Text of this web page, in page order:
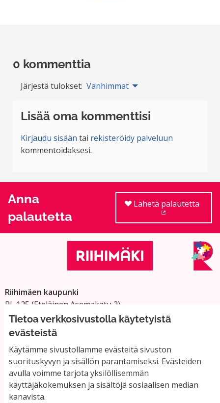
Tietoa verkkosivustolla käytetyistä
evästeistä
Käytämme sivustollamme evästeitä sivuston
suorituskyvyn ja sisällön parantamiseksi. Evästeiden
avulla voimme tarjota yksilöllisemmän
käyttäjäkokemuksen ja sisältöjä sosiaalisen median
kanavista.
0 kommenttia
Järjestä tulokset: Vanhimmat
Lisää oma kommenttisi
Kirjaudu sisään tai rekisteröidy palveluun
kommentoidaksesi.
Anna
palautetta
Lähetä palautetta
Riihimäen kaupunki
PL 125 (Eteläinen Asemakatu 2)
11101 Riihimäki
Vaihde: 019 758 4000
Sähköpostiosoitteet:
etunimi.sukunimi@riihimaki.fi
Yhteystiedot ja usein kysyttyä
Käyttöehdot